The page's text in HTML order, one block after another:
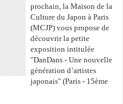
prochain, la Maison de la
Culture du Japon à Paris
(MCJP) vous propose de
découvrir la petite
exposition intitulée
"DanDans - Une nouvelle
génération d’artistes
japonais" (Paris - 15ème